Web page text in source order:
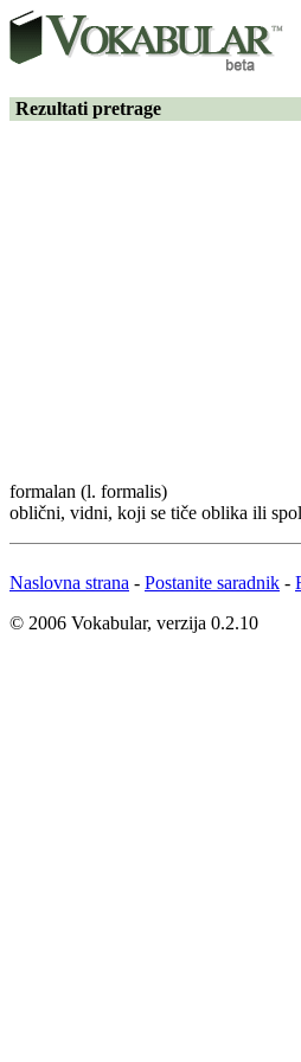
Rezultati pretrage
formalan (l. formalis)
oblični, vidni, koji se tiče oblika ili
Naslovna strana - Postanite saradnik -
© 2006 Vokabular, verzija 0.2.10